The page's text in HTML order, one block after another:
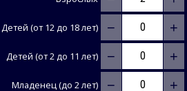
Детей (от 12 до 18 лет) − +
Детей (от 2 до 11 лет) − +
Младенец (до 2 лет) − +